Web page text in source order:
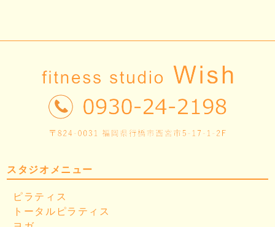
スタジオメニュー
ピラティス
トータルピラティス